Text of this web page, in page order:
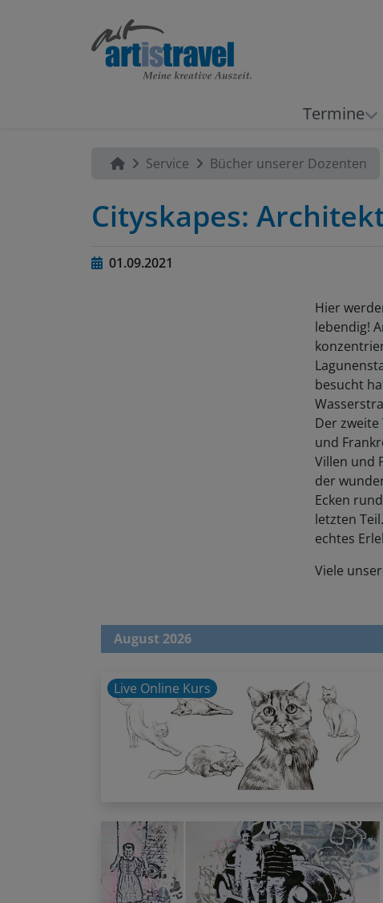
Termine
Service Bücher unserer Dozenten
Cityskapes:
01.09.2021
Hier
lebendig!
besucht
Der
und
Villen und
der
Ecken
letzten
echtes
Viele
August 2026
Live Online Kurs